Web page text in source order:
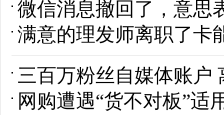
微信消息撤回了，意思
满意的理发师离职了卡
三百万粉丝自媒体账户
网购遭遇“货不对板”适